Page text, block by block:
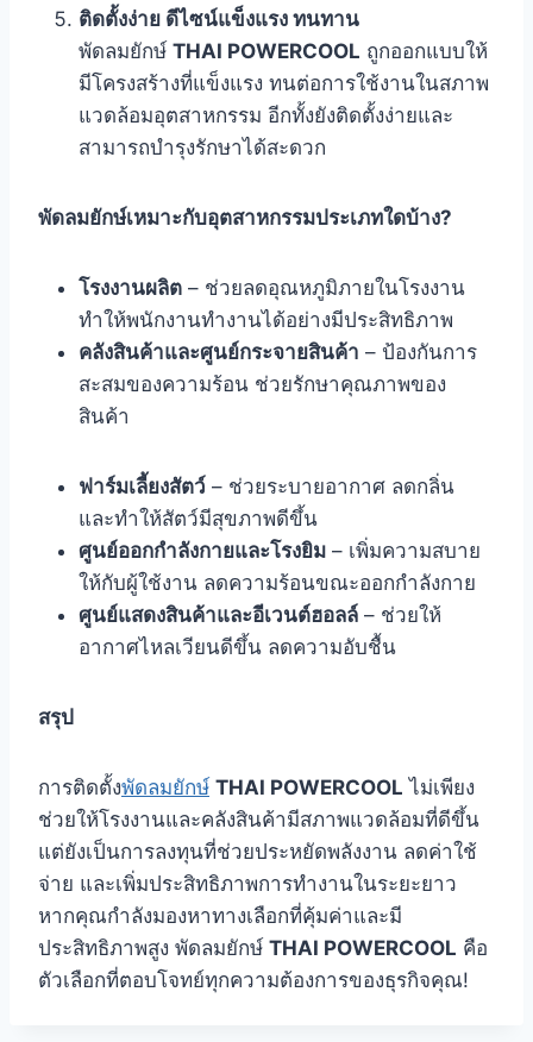
ติดตั้งง่าย ดีไซน์แข็งแรง ทนทาน
พัดลมยักษ์ THAI POWERCOOL ถูกออกแบบให้
มีโครงสร้างที่แข็งแรง ทนต่อการใช้งานในสภาพ
แวดล้อมอุตสาหกรรม อีกทั้งยังติดตั้งง่ายและ
สามารถบำรุงรักษาได้สะดวก
พัดลมยักษ์เหมาะกับอุตสาหกรรมประเภทใดบ้าง?
โรงงานผลิต – ช่วยลดอุณหภูมิภายในโรงงาน
ทำให้พนักงานทำงานได้อย่างมีประสิทธิภาพ
คลังสินค้าและศูนย์กระจายสินค้า – ป้องกันการ
สะสมของความร้อน ช่วยรักษาคุณภาพของ
สินค้า
ฟาร์มเลี้ยงสัตว์ – ช่วยระบายอากาศ ลดกลิ่น
และทำให้สัตว์มีสุขภาพดีขึ้น
ศูนย์ออกกำลังกายและโรงยิม – เพิ่มความสบาย
ให้กับผู้ใช้งาน ลดความร้อนขณะออกกำลังกาย
ศูนย์แสดงสินค้าและอีเวนต์ฮอลล์ – ช่วยให้
อากาศไหลเวียนดีขึ้น ลดความอับชื้น
สรุป
การติดตั้งพัดลมยักษ์ THAI POWERCOOL ไม่เพียง
ช่วยให้โรงงานและคลังสินค้ามีสภาพแวดล้อมที่ดีขึ้น
แต่ยังเป็นการลงทุนที่ช่วยประหยัดพลังงาน ลดค่าใช้
จ่าย และเพิ่มประสิทธิภาพการทำงานในระยะยาว
หากคุณกำลังมองหาทางเลือกที่คุ้มค่าและมี
ประสิทธิภาพสูง พัดลมยักษ์ THAI POWERCOOL คือ
ตัวเลือกที่ตอบโจทย์ทุกความต้องการของธุรกิจคุณ!